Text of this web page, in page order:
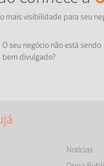
mais visibilidade para seu
O seu negócio não está sendo
bem divulgado?
Notícias